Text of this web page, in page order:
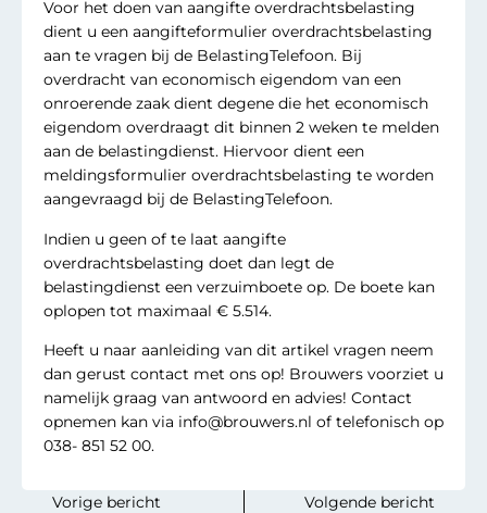
Voor het doen van aangifte overdrachtsbelasting
dient u een aangifteformulier overdrachtsbelasting
aan te vragen bij de BelastingTelefoon. Bij
overdracht van economisch eigendom van een
onroerende zaak dient degene die het economisch
eigendom overdraagt dit binnen 2 weken te melden
aan de belastingdienst. Hiervoor dient een
meldingsformulier overdrachtsbelasting te worden
aangevraagd bij de BelastingTelefoon.
Indien u geen of te laat aangifte
overdrachtsbelasting doet dan legt de
belastingdienst een verzuimboete op. De boete kan
oplopen tot maximaal € 5.514.
Heeft u naar aanleiding van dit artikel vragen neem
dan gerust contact met ons op! Brouwers voorziet u
namelijk graag van antwoord en advies! Contact
opnemen kan via info@brouwers.nl of telefonisch op
038- 851 52 00.
‎ ‎ ‎ ‎ ‎ ‎ ‎ ‎Vorige bericht Volgende bericht‎ ‎ ‎‎ ‎ ‎‎ ‎‎ ‎ ‎